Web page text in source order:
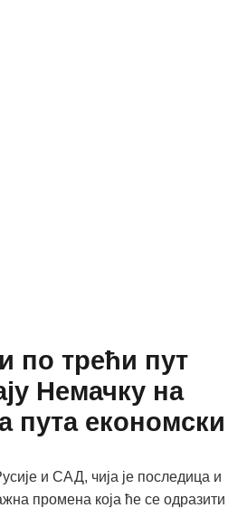
по трећи пут
Немачку на
пута економски
и САД, чија је последица и
промена која ће се одразити